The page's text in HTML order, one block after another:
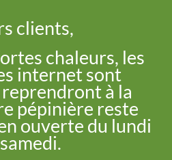
clients,
chaleurs, les
internet sont
à la
pépinière reste
ouverte du lundi